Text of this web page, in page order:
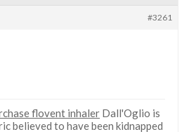
#3261
flovent inhaler Dall'Oglio is
believed to have been kidnapped